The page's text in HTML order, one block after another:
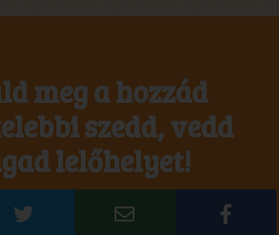
meg a hozzád
szedd, vedd
lelőhelyet!